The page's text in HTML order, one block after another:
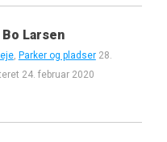
Bo Larsen
, Parker og pladser 28.
24. februar 2020